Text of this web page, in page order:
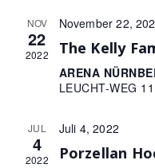
NOV
22
2022
November 22,
The Kelly
ARENA
LEUCHT-WEG
JUL
4
2022
Juli 4, 2022
Porzellan